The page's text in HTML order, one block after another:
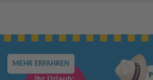
MEHR ERFAHREN